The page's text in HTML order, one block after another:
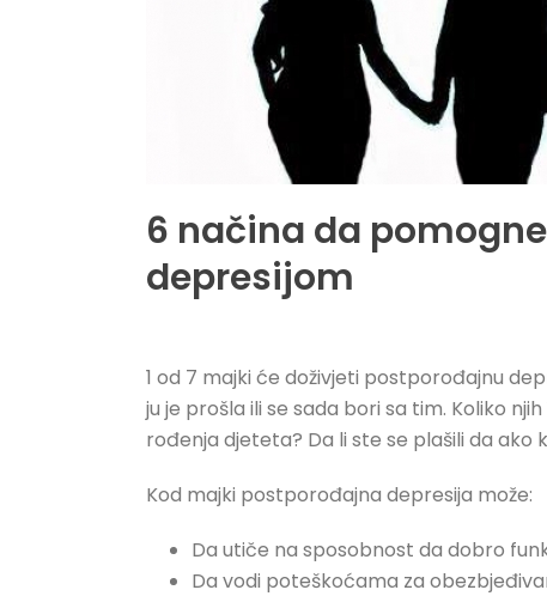
6 načina da
depresijom
1 od 7 majki će doživjeti postporođajnu
ju je prošla ili se sada bori sa tim. Koliko
rođenja djeteta? Da li ste se plašili da ako
Kod majki postporođajna depresija može:
Da utiče na sposobnost da dobro
Da vodi poteškoćama za